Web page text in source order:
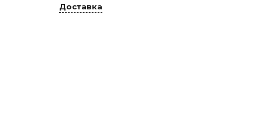
Доставка